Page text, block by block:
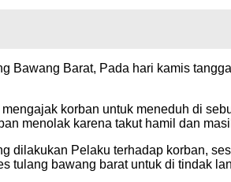
Bawang Barat, Pada hari kamis
korban untuk meneduh di
menolak karena takut hamil dan
dilakukan Pelaku terhadap korban,
tulang bawang barat untuk di tindak